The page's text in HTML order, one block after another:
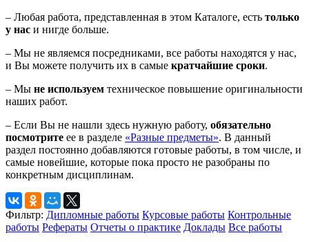
– Любая работа, представленная в этом Каталоге, есть только
у нас и нигде больше.
– Мы не являемся посредниками, все работы находятся у нас,
и Вы можете получить их в самые кратчайшие сроки.
– Мы не используем техническое повышение оригинальности
наших работ.
– Если Вы не нашли здесь нужную работу, обязательно
посмотрите ее в разделе «Разные предметы». В данный
раздел постоянно добавляются готовые работы, в том числе, и
самые новейшие, которые пока просто не разобраны по
конкретным дисциплинам.
Фильтр: Дипломные работы Курсовые работы Контрольные
работы Рефераты Отчеты о практике Доклады Все работы